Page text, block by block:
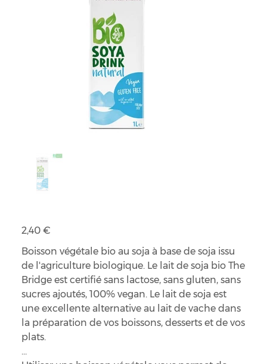
Prix
2,40 €
Boisson végétale bio au soja à base de soja issu
de l'agriculture biologique. Le lait de soja bio The
Bridge est certifié sans lactose, sans gluten, sans
sucres ajoutés, 100% vegan. Le lait de soja est
une excellente alternative au lait de vache dans
la préparation de vos boissons, desserts et de vos
plats.